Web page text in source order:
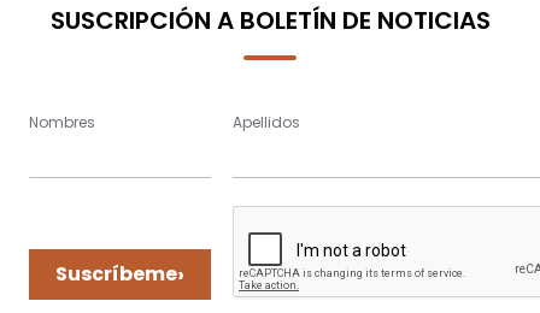
SUSCRIPCIÓN A BOLETÍN DE NOTICIAS
Nombres Apellidos
Suscríbeme›